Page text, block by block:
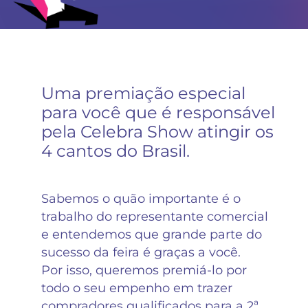
Uma premiação especial
para você que é responsável
pela Celebra Show atingir os
4 cantos do Brasil.
Sabemos o quão importante é o
trabalho do representante comercial
e entendemos que grande parte do
sucesso da feira é graças a você.
Por isso, queremos premiá-lo por
todo o seu empenho em trazer